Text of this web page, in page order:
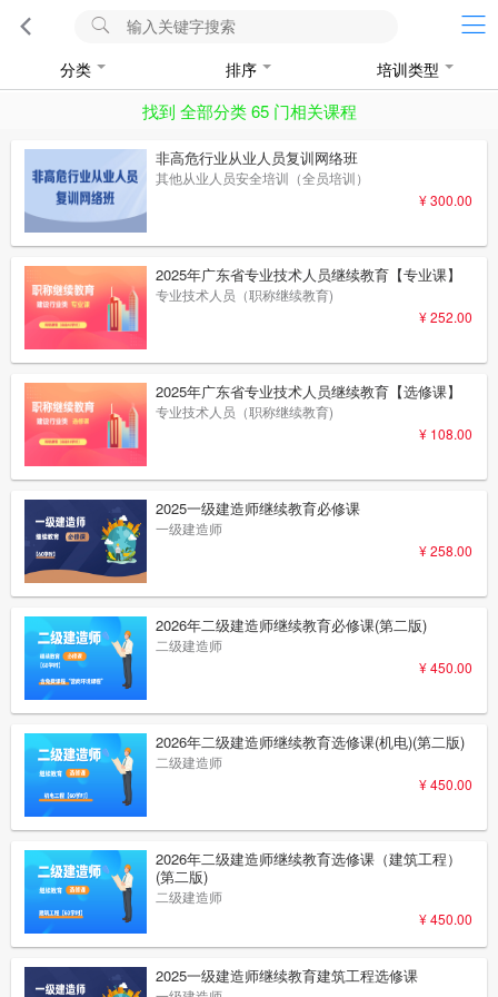
分类 排序 培训类型
找到 全部分类 65 门相关课程
非高危行业从业人员复训网络班
其他从业人员安全培训（全员培训）
¥ 300.00
2025年广东省专业技术人员继续教育【专业课】
专业技术人员（职称继续教育)
¥ 252.00
2025年广东省专业技术人员继续教育【选修课】
专业技术人员（职称继续教育)
¥ 108.00
2025一级建造师继续教育必修课
一级建造师
¥ 258.00
2026年二级建造师继续教育必修课(第二版)
二级建造师
¥ 450.00
2026年二级建造师继续教育选修课(机电)(第二版)
二级建造师
¥ 450.00
2026年二级建造师继续教育选修课（建筑工程）
(第二版)
二级建造师
¥ 450.00
2025一级建造师继续教育建筑工程选修课